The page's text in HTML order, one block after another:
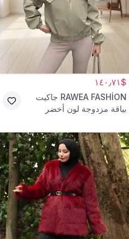
$١٤٠٫٧١
RAWEA FASHİON جاكيت
بياقة مزدوجة لون أخضر